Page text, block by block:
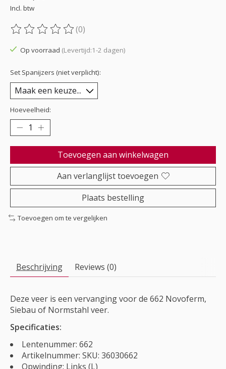
Incl. btw
De beoordeling van dit product is
(0)
Op voorraad (Levertijd:1-2 dagen)
Set Spanijzers (niet verplicht):
Hoeveelheid:
Toevoegen aan winkelwagen
Aan verlanglijst toevoegen
Plaats bestelling
Toevoegen om te vergelijken
Beschrijving Reviews (0)
Deze veer is een vervanging voor de 662 Novoferm,
Siebau of Normstahl veer.
Specificaties:
Lentenummer: 662
Artikelnummer: SKU: 36030662
Opwinding: Links (L)